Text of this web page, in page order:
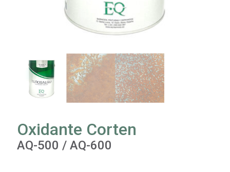
Oxidante Corten
AQ-500 / AQ-600